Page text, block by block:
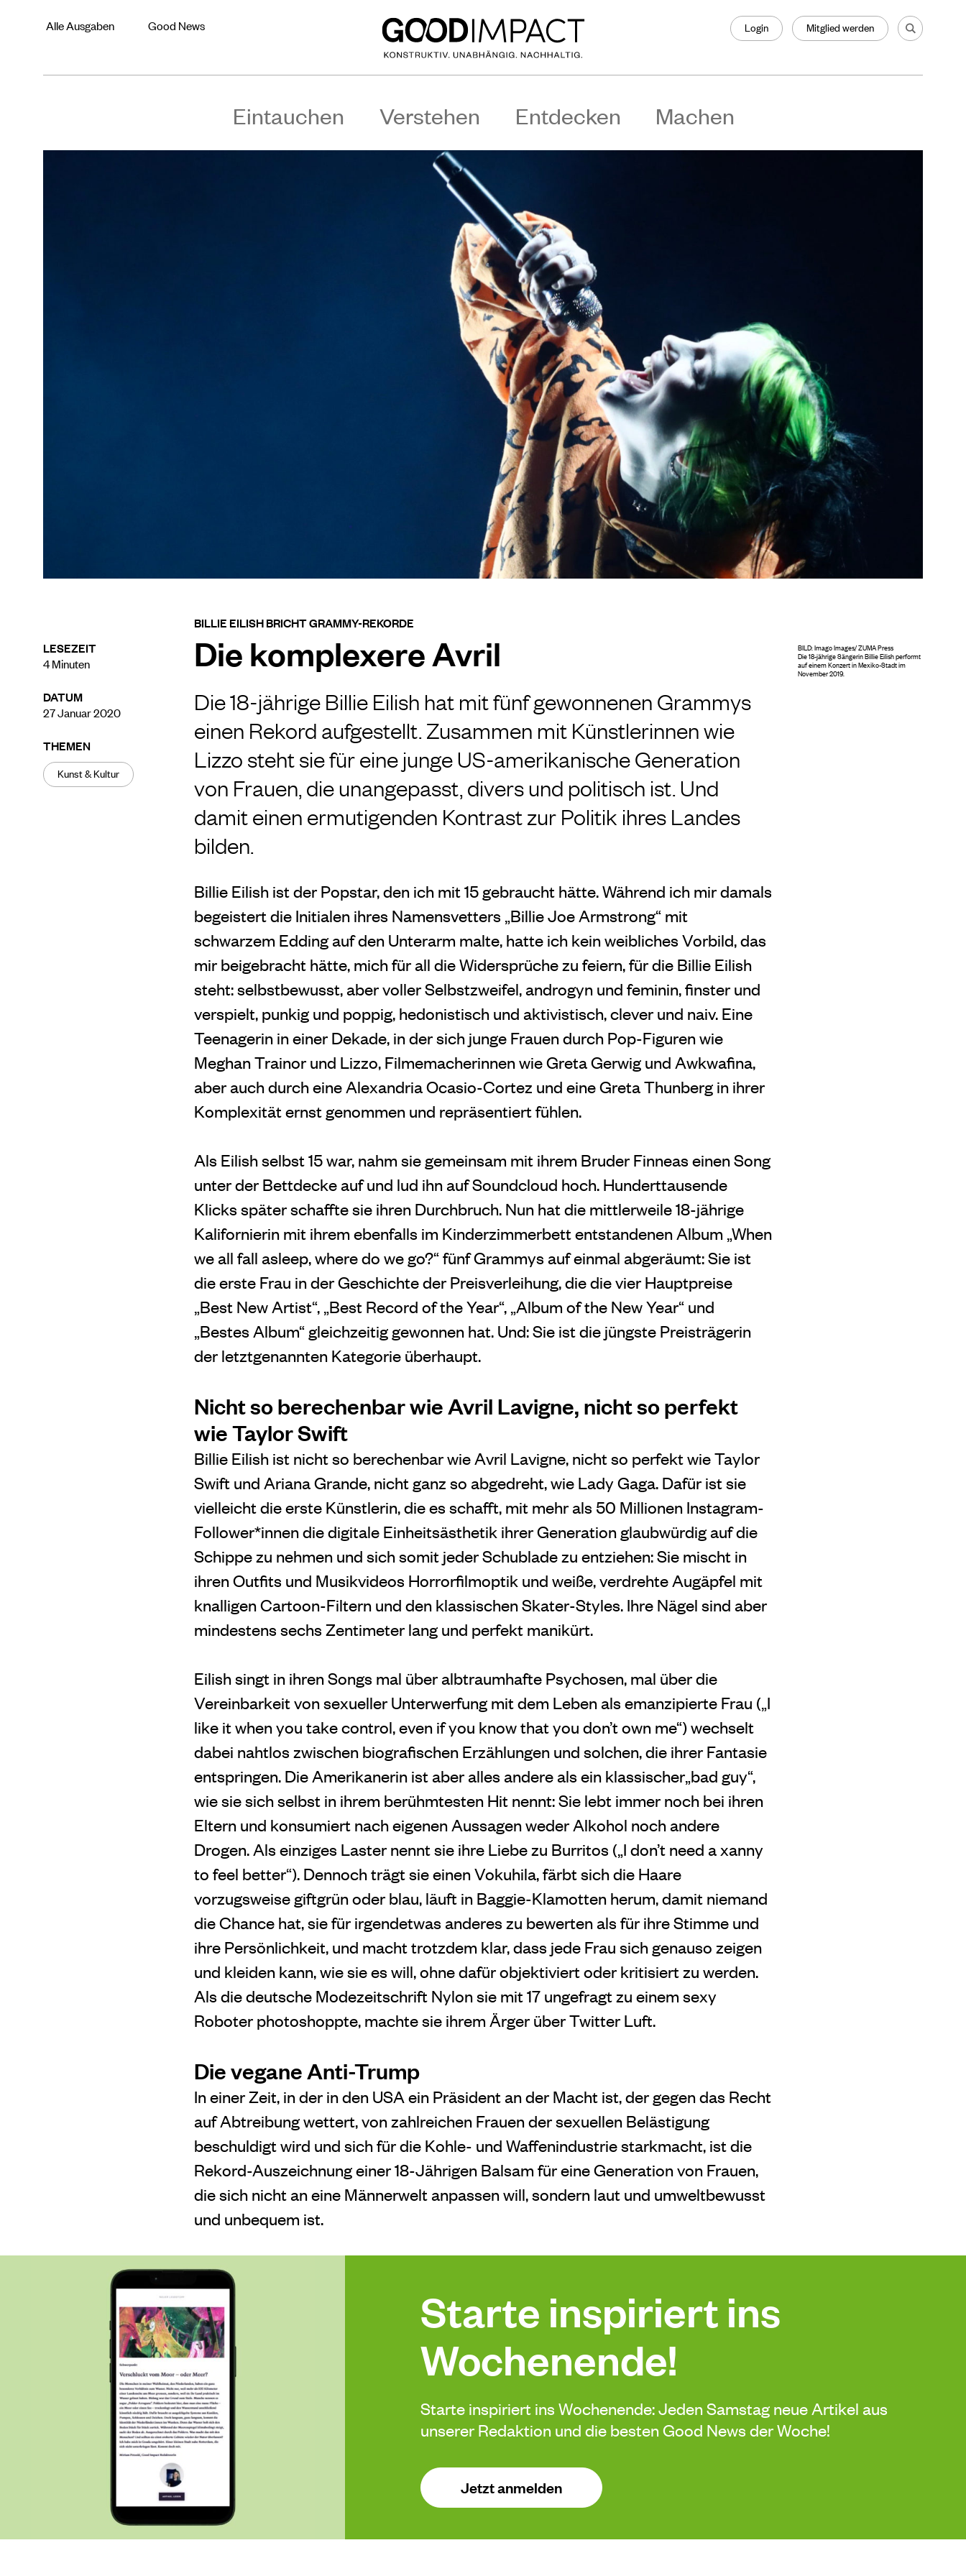
Alle Ausgaben Good News Login Mitglied werden
Eintauchen Verstehen Entdecken Machen
LESEZEIT
4Minuten
DATUM
27 Januar 2020
THEMEN
Kunst & Kultur
BILLIE EILISH BRICHT GRAMMY-REKORDE
Die komplexere Avril
Die 18-jährige Billie Eilish hat mit fünf gewonnenen Grammys
einen Rekord aufgestellt. Zusammen mit Künstlerinnen wie
Lizzo steht sie für eine junge US-amerikanische Generation
von Frauen, die unangepasst, divers und politisch ist. Und
damit einen ermutigenden Kontrast zur Politik ihres Landes
bilden.
Billie Eilish ist der Popstar, den ich mit 15 gebraucht hätte. Während ich mir damals
begeistert die Initialen ihres Namensvetters „Billie Joe Armstrong“ mit
schwarzem Edding auf den Unterarm malte, hatte ich kein weibliches Vorbild, das
mir beigebracht hätte, mich für all die Widersprüche zu feiern, für die Billie Eilish
steht: selbstbewusst, aber voller Selbstzweifel, androgyn und feminin, finster und
verspielt, punkig und poppig, hedonistisch und aktivistisch, clever und naiv. Eine
Teenagerin in einer Dekade, in der sich junge Frauen durch Pop-Figuren wie
Meghan Trainor und Lizzo, Filmemacherinnen wie Greta Gerwig und Awkwafina,
aber auch durch eine Alexandria Ocasio-Cortez und eine Greta Thunberg in ihrer
Komplexität ernst genommen und repräsentiert fühlen.
Als Eilish selbst 15 war, nahm sie gemeinsam mit ihrem Bruder Finneas einen Song
unter der Bettdecke auf und lud ihn auf Soundcloud hoch. Hunderttausende
Klicks später schaffte sie ihren Durchbruch. Nun hat die mittlerweile 18-jährige
Kalifornierin mit ihrem ebenfalls im Kinderzimmerbett entstandenen Album „When
we all fall asleep, where do we go?“ fünf Grammys auf einmal abgeräumt: Sie ist
die erste Frau in der Geschichte der Preisverleihung, die die vier Hauptpreise
„Best New Artist“, „Best Record of the Year“, „Album of the New Year“ und
„Bestes Album“ gleichzeitig gewonnen hat. Und: Sie ist die jüngste Preisträgerin
der letztgenannten Kategorie überhaupt.
Nicht so berechenbar wie Avril Lavigne, nicht so perfekt
wie Taylor Swift
Billie Eilish ist nicht so berechenbar wie Avril Lavigne, nicht so perfekt wie Taylor
Swift und Ariana Grande, nicht ganz so abgedreht, wie Lady Gaga. Dafür ist sie
vielleicht die erste Künstlerin, die es schafft, mit mehr als 50 Millionen Instagram-
Follower*innen die digitale Einheitsästhetik ihrer Generation glaubwürdig auf die
Schippe zu nehmen und sich somit jeder Schublade zu entziehen: Sie mischt in
ihren Outfits und Musikvideos Horrorfilmoptik und weiße, verdrehte Augäpfel mit
knalligen Cartoon-Filtern und den klassischen Skater-Styles. Ihre Nägel sind aber
mindestens sechs Zentimeter lang und perfekt manikürt.
Eilish singt in ihren Songs mal über albtraumhafte Psychosen, mal über die
Vereinbarkeit von sexueller Unterwerfung mit dem Leben als emanzipierte Frau („I
like it when you take control, even if you know that you don’t own me“) wechselt
dabei nahtlos zwischen biografischen Erzählungen und solchen, die ihrer Fantasie
entspringen. Die Amerikanerin ist aber alles andere als ein klassischer„bad guy“,
wie sie sich selbst in ihrem berühmtesten Hit nennt: Sie lebt immer noch bei ihren
Eltern und konsumiert nach eigenen Aussagen weder Alkohol noch andere
Drogen. Als einziges Laster nennt sie ihre Liebe zu Burritos („I don’t need a xanny
to feel better“). Dennoch trägt sie einen Vokuhila, färbt sich die Haare
vorzugsweise giftgrün oder blau, läuft in Baggie-Klamotten herum, damit niemand
die Chance hat, sie für irgendetwas anderes zu bewerten als für ihre Stimme und
ihre Persönlichkeit, und macht trotzdem klar, dass jede Frau sich genauso zeigen
und kleiden kann, wie sie es will, ohne dafür objektiviert oder kritisiert zu werden.
Als die deutsche Modezeitschrift Nylon sie mit 17 ungefragt zu einem sexy
Roboter photoshoppte, machte sie ihrem Ärger über Twitter Luft.
Die vegane Anti-Trump
In einer Zeit, in der in den USA ein Präsident an der Macht ist, der gegen das Recht
auf Abtreibung wettert, von zahlreichen Frauen der sexuellen Belästigung
beschuldigt wird und sich für die Kohle- und Waffenindustrie starkmacht, ist die
Rekord-Auszeichnung einer 18-Jährigen Balsam für eine Generation von Frauen,
die sich nicht an eine Männerwelt anpassen will, sondern laut und umweltbewusst
und unbequem ist.
Starte inspiriert ins
Wochenende!
Starte inspiriert ins Wochenende: Jeden Samstag neue Artikel aus
unserer Redaktion und die besten Good News der Woche!
Jetzt anmelden
BILD: Imago Images/ ZUMA Press
Die 18-jährige Sängerin Billie Eilish performt
auf einem Konzert in Mexiko-Stadt im
November 2019.